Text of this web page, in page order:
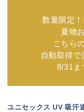
数量限定
夏物
こちら
自動取得
8/31ま
ユニセックス UV 吸汗